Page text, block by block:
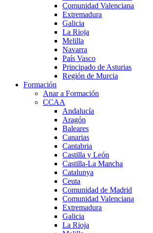
Comunidad Valenciana
Extremadura
Galicia
La Rioja
Melilla
Navarra
País Vasco
Principado de Asturias
Región de Murcia
Formación
Anar a Formación
CCAA
Andalucía
Aragón
Baleares
Canarias
Cantabria
Castilla y León
Castilla-La Mancha
Catalunya
Ceuta
Comunidad de Madrid
Comunidad Valenciana
Extremadura
Galicia
La Rioja